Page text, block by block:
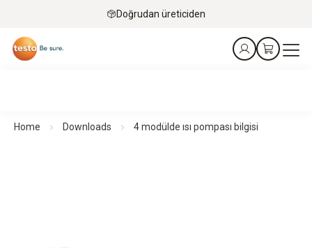
Doğrudan üreticiden
Home Downloads 4 modülde ısı pompası bilgisi